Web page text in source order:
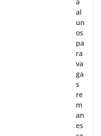
al
un
os
pa
ra
va
ga
s
re
m
an
es